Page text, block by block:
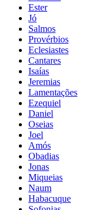
Ester
Jó
Salmos
Provérbios
Eclesiastes
Cantares
Isaías
Jeremias
Lamentações
Ezequiel
Daniel
Oseias
Joel
Amós
Obadias
Jonas
Miqueias
Naum
Habacuque